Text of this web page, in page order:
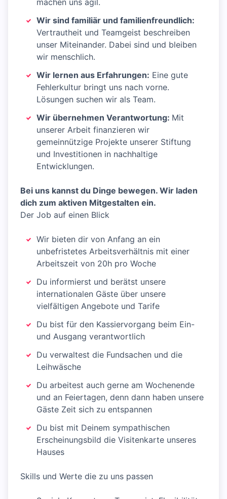
machen uns agil.
Wir sind familiär und familienfreundlich:
Vertrautheit und Teamgeist beschreiben
unser Miteinander. Dabei sind und bleiben
wir menschlich.
Wir lernen aus Erfahrungen: Eine gute
Fehlerkultur bringt uns nach vorne.
Lösungen suchen wir als Team.
Wir übernehmen Verantwortung: Mit
unserer Arbeit finanzieren wir
gemeinnützige Projekte unserer Stiftung
und Investitionen in nachhaltige
Entwicklungen.
Bei uns kannst du Dinge bewegen. Wir laden
dich zum aktiven Mitgestalten ein.
Der Job auf einen Blick
Wir bieten dir von Anfang an ein
unbefristetes Arbeitsverhältnis mit einer
Arbeitszeit von 20h pro Woche
Du informierst und berätst unsere
internationalen Gäste über unsere
vielfältigen Angebote und Tarife
Du bist für den Kassiervorgang beim Ein-
und Ausgang verantwortlich
Du verwaltest die Fundsachen und die
Leihwäsche
Du arbeitest auch gerne am Wochenende
und an Feiertagen, denn dann haben unsere
Gäste Zeit sich zu entspannen
Du bist mit Deinem sympathischen
Erscheinungsbild die Visitenkarte unseres
Hauses
Skills und Werte die zu uns passen